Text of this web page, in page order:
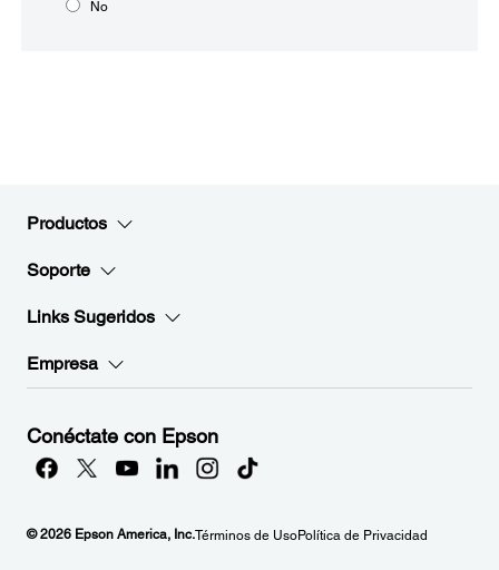
No
Productos
Soporte
Links Sugeridos
Empresa
Conéctate con Epson
© 2026 Epson America, Inc.Términos de UsoPolítica de Privacidad